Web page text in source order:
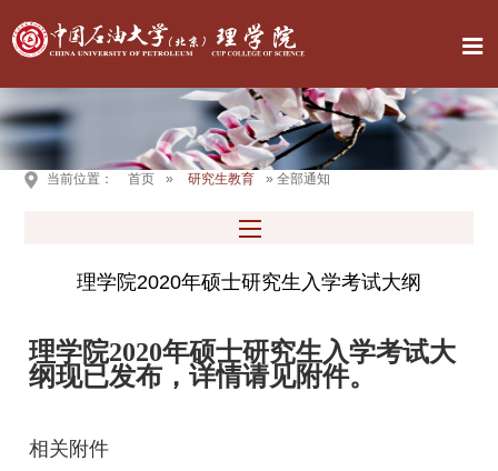
当前位置： 首页 » 研究生教育 » 全部通知
理学院2020年硕士研究生入学考试大纲
理学院2020年硕士研究生入学考试大
纲现已发布，详情请见附件。
相关附件